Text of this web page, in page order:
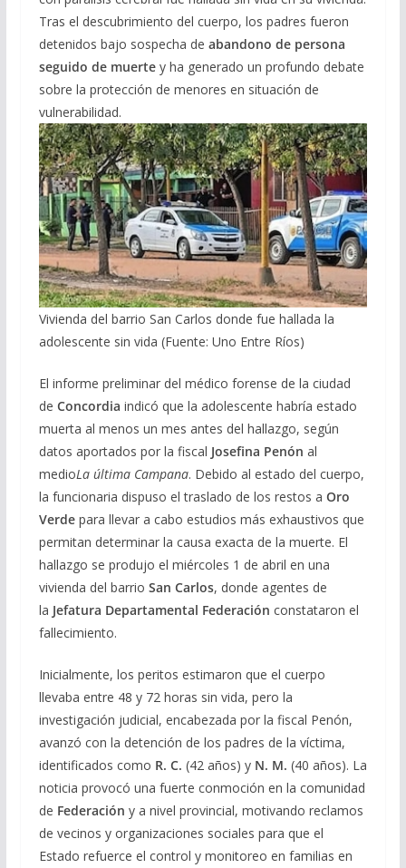
Tras el descubrimiento del cuerpo, los padres fueron
detenidos bajo sospecha de abandono de persona
seguido de muertey ha generado un profundo debate
sobre la protección de menores en situación de
vulnerabilidad.
Vivienda del barrio San Carlos donde fue hallada la
adolescente sin vida (Fuente: Uno Entre Ríos)
El informe preliminar del médico forense de la ciudad
de Concordia indicó que la adolescente habría estado
muerta al menos un mes antes del hallazgo, según
datos aportados por la fiscal Josefina Penón al
medioLa última Campana. Debido al estado del cuerpo,
la funcionaria dispuso el traslado de los restos a Oro
Verde para llevar a cabo estudios más exhaustivos que
permitan determinar la causa exacta de la muerte. El
hallazgo se produjo el miércoles 1 de abril en una
vivienda del barrio San Carlos, donde agentes de
la Jefatura Departamental Federación constataron el
fallecimiento.
Inicialmente, los peritos estimaron que el cuerpo
llevaba entre 48 y 72 horas sin vida, pero la
investigación judicial, encabezada por la fiscal Penón,
avanzó con la detención de los padres de la víctima,
identificados como R. C. (42 años) y N. M. (40 años). La
noticia provocó una fuerte conmoción en la comunidad
de Federación y a nivel provincial, motivando reclamos
de vecinos y organizaciones sociales para que el
Estado refuerce el control y monitoreo en familias en